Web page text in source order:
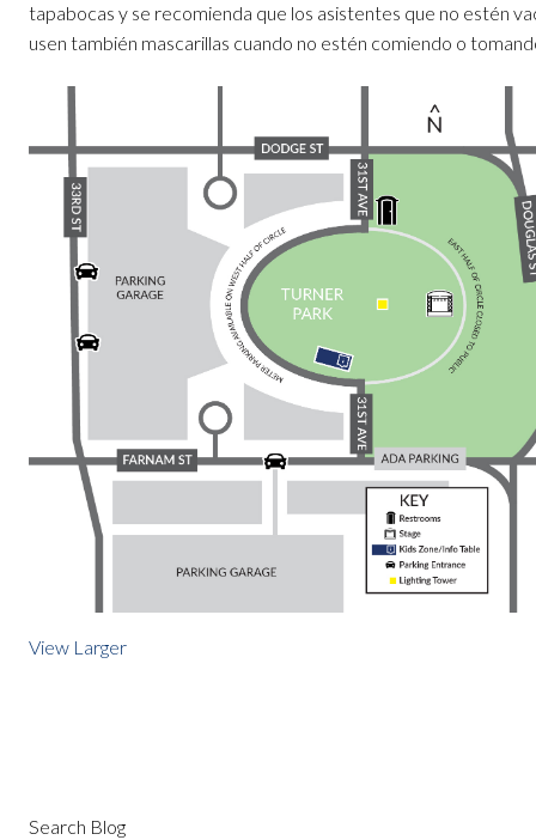
tapabocas y se recomienda que los asistentes que no estén
usen también mascarillas cuando no estén comiendo o
View Larger
Search Blog